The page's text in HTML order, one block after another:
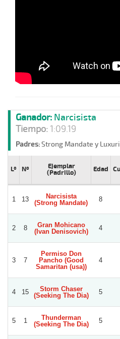
Ganador: Narcisista
Tiempo:1:09.19
Padres:Strong Mandate y
Lº Nº
Ejemplar
(Padrillo)
Edad
1 13
Narcisista
(Strong Mandate)
8
2 8
Gran Mohicano
(Ivan Denisovich)
4
3 7
Permiso Don
Pancho (Good
Samaritan (usa))
4
4 15
Storm Chaser
(Seeking The Dia)
5
5 1
Thunderman
(Seeking The Dia)
5